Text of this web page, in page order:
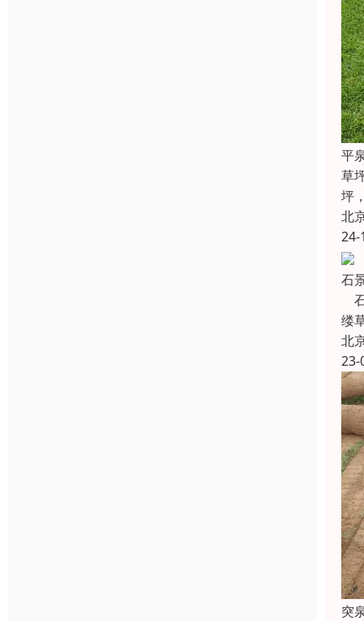
平
草
坪
北
24-
石
缕
北
23-
突